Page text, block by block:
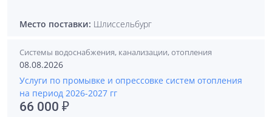
Место поставки: Шлиссельбург
Системы водоснабжения, канализации, отопления
08.08.2026
Услуги по промывке и опрессовке систем отопления
на период 2026-2027 гг
66 000 ₽